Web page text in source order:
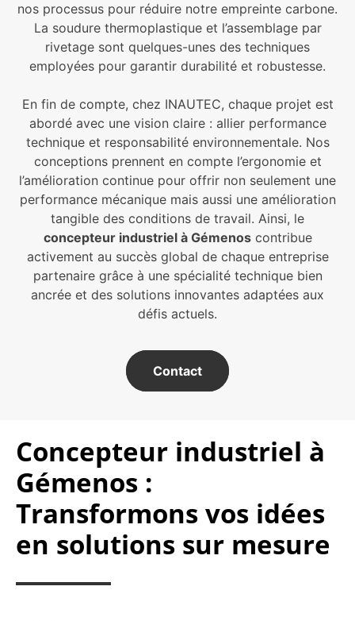
nos processus pour réduire notre empreinte carbone.
La soudure thermoplastique et l’assemblage par
rivetage sont quelques-unes des techniques
employées pour garantir durabilité et robustesse.
En fin de compte, chez INAUTEC, chaque projet est
abordé avec une vision claire : allier performance
technique et responsabilité environnementale. Nos
conceptions prennent en compte l’ergonomie et
l’amélioration continue pour offrir non seulement une
performance mécanique mais aussi une amélioration
tangible des conditions de travail. Ainsi, le
concepteur industriel à Gémenoscontribue
activement au succès global de chaque entreprise
partenaire grâce à une spécialité technique bien
ancrée et des solutions innovantes adaptées aux
défis actuels.
Contact
Concepteur industriel à
Gémenos :
Transformons vos idées
en solutions sur mesure